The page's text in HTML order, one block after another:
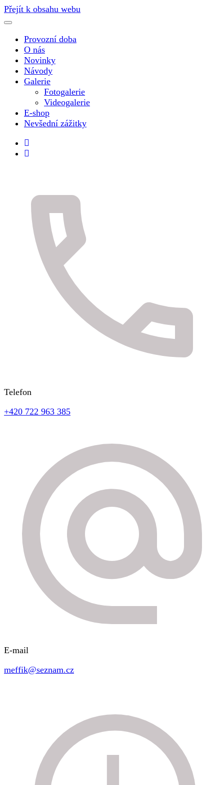
Přejít k obsahu webu
Provozní doba
O nás
Novinky
Návody
Galerie
Fotogalerie
Videogalerie
E-shop
Nevšední zážitky
Telefon
+420 722 963 385
E-mail
meffik@seznam.cz